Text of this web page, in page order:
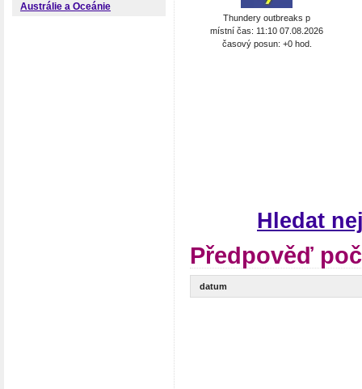
Austrálie a Oceánie
Thundery outbreaks p
místní čas: 11:10 07.08.2026
časový posun: +0 hod.
Hledat
Předpověď
datum